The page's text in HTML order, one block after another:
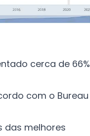
cerca de 66%
com o Bureau
das melhores